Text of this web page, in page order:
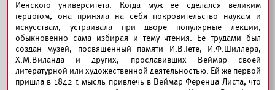
Иенского университета. Когда муж ее сделался великим
герцогом, она приняла на себя покровительство наукам и
искусствам, устраивала при дворе популярные лекции,
обыкновенно сама избирая и тему чтения. Ее трудами был
создан музей, посвященный памяти И.В.Гете, И.Ф.Шиллера,
Х.М.Виланда и других, прославивших Веймар своей
литературной или художественной деятельностью. Ей же первой
пришла в 1842 г. мысль привлечь в Веймар Ференца Листа, что